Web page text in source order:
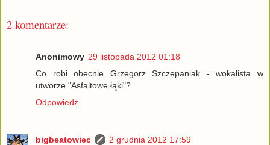
2 komentarze:
Anonimowy 29 listopada 2012 01:18
Co robi obecnie Grzegorz Szczepaniak - wokalista w
utworze "Asfaltowe łąki"?
Odpowiedz
bigbeatowiec
2 grudnia 2012 17:59